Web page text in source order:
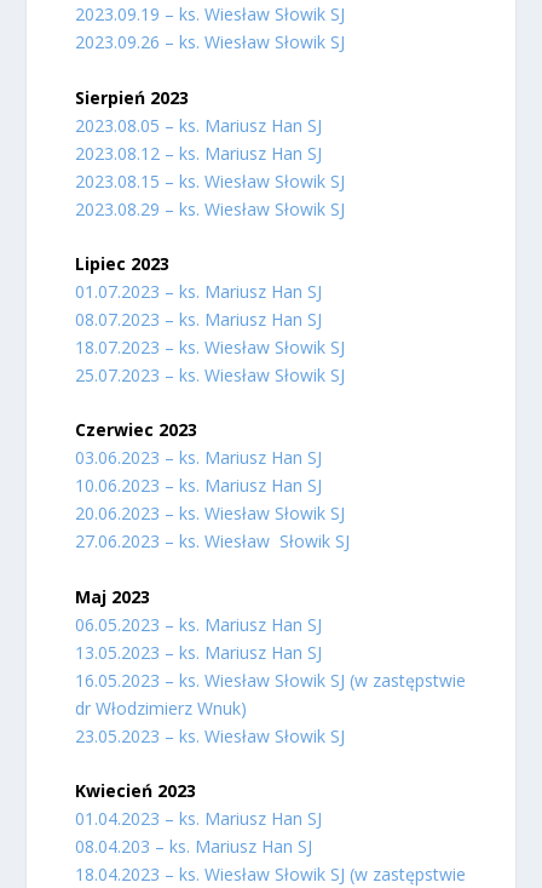
2023.09.19 – ks. Wiesław Słowik SJ
2023.09.26 – ks. Wiesław Słowik SJ
Sierpień 2023
2023.08.05 – ks. Mariusz Han SJ
2023.08.12 – ks. Mariusz Han SJ
2023.08.15 – ks. Wiesław Słowik SJ
2023.08.29 – ks. Wiesław Słowik SJ
Lipiec 2023
01.07.2023 – ks. Mariusz Han SJ
08.07.2023 – ks. Mariusz Han SJ
18.07.2023 – ks. Wiesław Słowik SJ
25.07.2023 – ks. Wiesław Słowik SJ
Czerwiec 2023
03.06.2023 – ks. Mariusz Han SJ
10.06.2023 – ks. Mariusz Han SJ
20.06.2023 – ks. Wiesław Słowik SJ
27.06.2023 – ks. Wiesław Słowik SJ
Maj 2023
06.05.2023 – ks. Mariusz Han SJ
13.05.2023 – ks. Mariusz Han SJ
16.05.2023 – ks. Wiesław Słowik SJ (w zastępstwie
dr Włodzimierz Wnuk)
23.05.2023 – ks. Wiesław Słowik SJ
Kwiecień 2023
01.04.2023 – ks. Mariusz Han SJ
08.04.203 – ks. Mariusz Han SJ
18.04.2023 – ks. Wiesław Słowik SJ (w zastępstwie